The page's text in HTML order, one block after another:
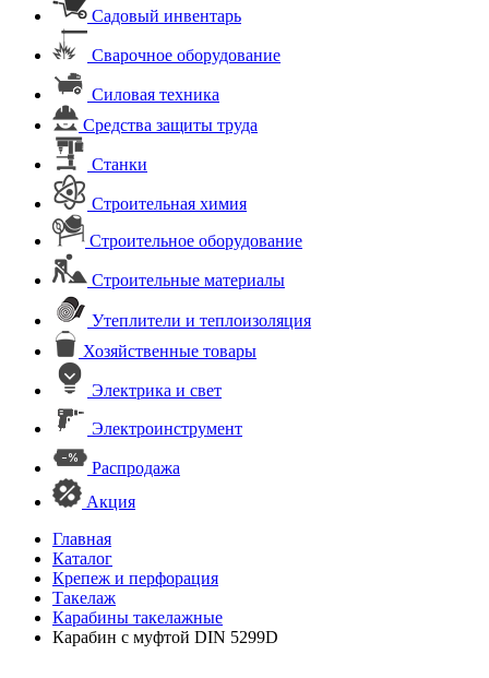
Садовый инвентарь
Сварочное оборудование
Силовая техника
Средства защиты труда
Станки
Строительная химия
Строительное оборудование
Строительные материалы
Утеплители и теплоизоляция
Хозяйственные товары
Электрика и свет
Электроинструмент
Распродажа
Акция
Главная
Каталог
Крепеж и перфорация
Такелаж
Карабины такелажные
Карабин с муфтой DIN 5299D